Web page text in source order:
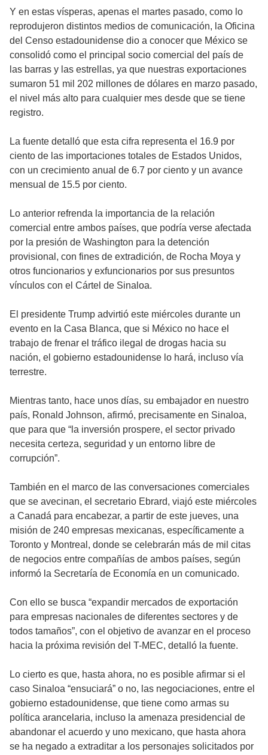
Y en estas vísperas, apenas el martes pasado, como lo
reprodujeron distintos medios de comunicación, la Oficina
del Censo estadounidense dio a conocer que México se
consolidó como el principal socio comercial del país de
las barras y las estrellas, ya que nuestras exportaciones
sumaron 51 mil 202 millones de dólares en marzo pasado,
el nivel más alto para cualquier mes desde que se tiene
registro.
La fuente detalló que esta cifra representa el 16.9 por
ciento de las importaciones totales de Estados Unidos,
con un crecimiento anual de 6.7 por ciento y un avance
mensual de 15.5 por ciento.
Lo anterior refrenda la importancia de la relación
comercial entre ambos países, que podría verse afectada
por la presión de Washington para la detención
provisional, con fines de extradición, de Rocha Moya y
otros funcionarios y exfuncionarios por sus presuntos
vínculos con el Cártel de Sinaloa.
El presidente Trump advirtió este miércoles durante un
evento en la Casa Blanca, que si México no hace el
trabajo de frenar el tráfico ilegal de drogas hacia su
nación, el gobierno estadounidense lo hará, incluso vía
terrestre.
Mientras tanto, hace unos días, su embajador en nuestro
país, Ronald Johnson, afirmó, precisamente en Sinaloa,
que para que “la inversión prospere, el sector privado
necesita certeza, seguridad y un entorno libre de
corrupción”.
También en el marco de las conversaciones comerciales
que se avecinan, el secretario Ebrard, viajó este miércoles
a Canadá para encabezar, a partir de este jueves, una
misión de 240 empresas mexicanas, específicamente a
Toronto y Montreal, donde se celebrarán más de mil citas
de negocios entre compañías de ambos países, según
informó la Secretaría de Economía en un comunicado.
Con ello se busca “expandir mercados de exportación
para empresas nacionales de diferentes sectores y de
todos tamaños”, con el objetivo de avanzar en el proceso
hacia la próxima revisión del T-MEC, detalló la fuente.
Lo cierto es que, hasta ahora, no es posible afirmar si el
caso Sinaloa “ensuciará” o no, las negociaciones, entre el
gobierno estadounidense, que tiene como armas su
política arancelaria, incluso la amenaza presidencial de
abandonar el acuerdo y uno mexicano, que hasta ahora
se ha negado a extraditar a los personajes solicitados por